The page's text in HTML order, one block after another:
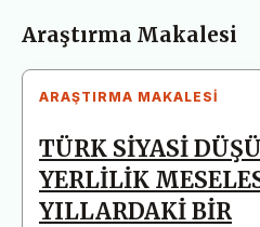
Makaleler
Araştırma Makalesi
ARAŞTIRMA MAKALESI
TÜRK SİYASİ
YERLİLİK
YILLARDAKİ BİR